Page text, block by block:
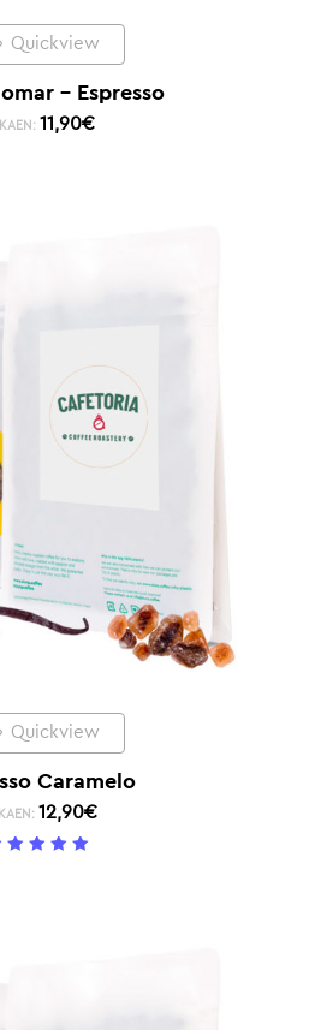
Quickview
– Espresso
11,90€
Quickview
Caramelo
12,90€